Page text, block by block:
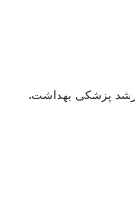
ارشد پزشکی بهداشت،